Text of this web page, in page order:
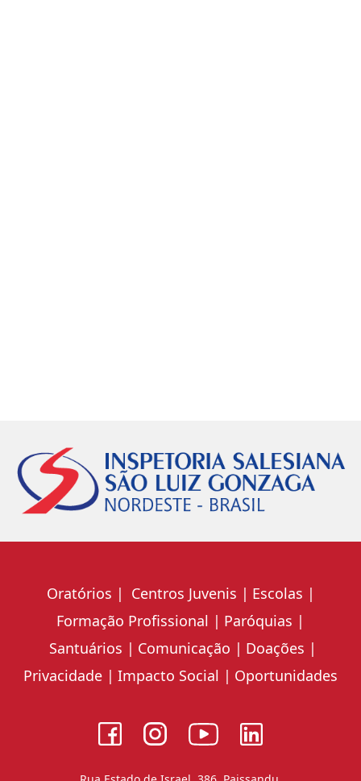
Oratórios Centros Juvenis
Escolas
Formação Profissional
Paróquias
Santuários
Comunicação
Doações
Privacidade
Impacto Social Oportunidades